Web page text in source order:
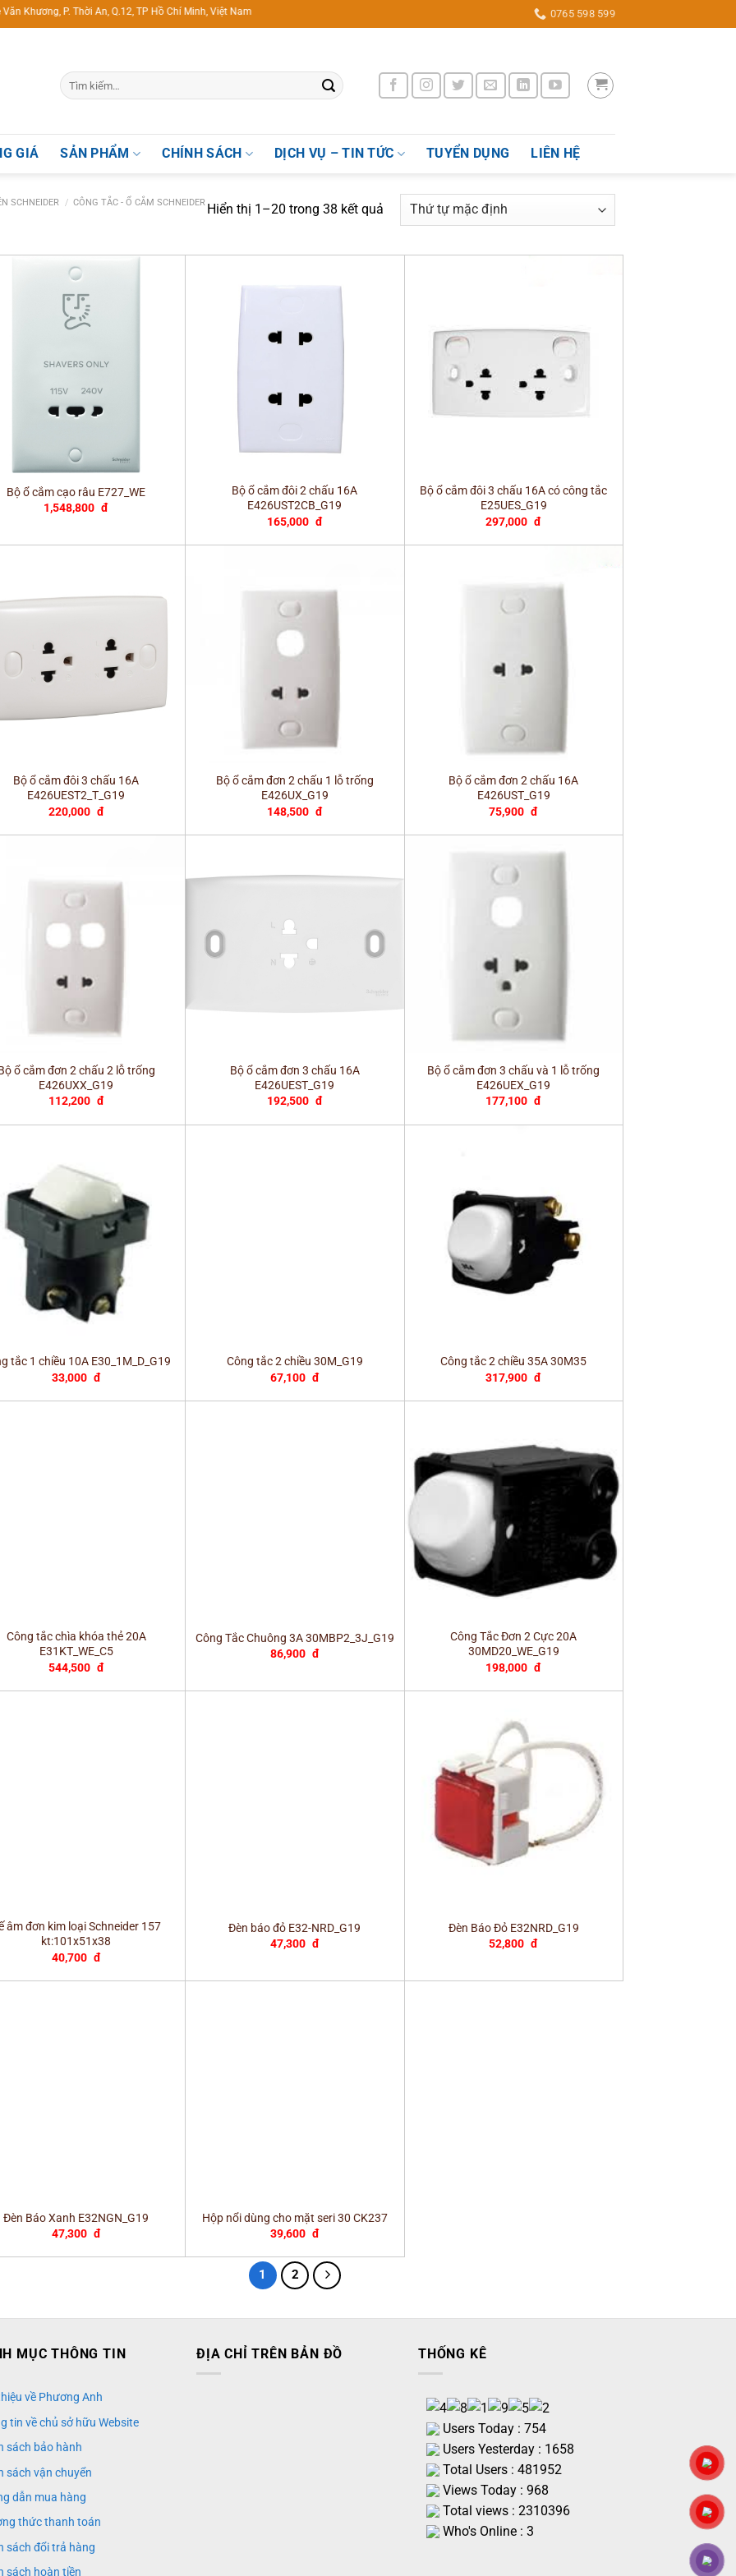
P. Thời An, Q.12, TP Hồ Chí Minh, Việt Nam 0765 598 599
GIÁ SẢN PHẨM CHÍNH SÁCH DỊCH VỤ – TIN TỨC TUYỂN DỤNG LIÊN HỆ
SCHNEIDER / CÔNG TẮC - Ổ CẮM SCHNEIDER Hiển thị 1–20 trong 38 kết quả
Bộ ổ cắm cạo râu E727_WE
1,548,800 đ
Bộ ổ cắm đôi 2 chấu 16A
E426UST2CB_G19
165,000 đ
Bộ ổ cắm đôi 3 chấu 16A có công tắc
E25UES_G19
297,000 đ
Bộ ổ cắm đôi 3 chấu 16A
E426UEST2_T_G19
220,000 đ
Bộ ổ cắm đơn 2 chấu 1 lỗ trống
E426UX_G19
148,500 đ
Bộ ổ cắm đơn 2 chấu 16A
E426UST_G19
75,900 đ
ổ cắm đơn 2 chấu 2 lỗ trống
E426UXX_G19
112,200 đ
Bộ ổ cắm đơn 3 chấu 16A
E426UEST_G19
192,500 đ
Bộ ổ cắm đơn 3 chấu và 1 lỗ trống
E426UEX_G19
177,100 đ
tắc 1 chiều 10A E30_1M_D_G19
33,000 đ
Công tắc 2 chiều 30M_G19
67,100 đ
Công tắc 2 chiều 35A 30M35
317,900 đ
Công tắc chìa khóa thẻ 20A
E31KT_WE_C5
544,500 đ
Công Tắc Chuông 3A 30MBP2_3J_G19
86,900 đ
Công Tắc Đơn 2 Cực 20A
30MD20_WE_G19
198,000 đ
âm đơn kim loại Schneider 157
kt:101x51x38
40,700 đ
Đèn báo đỏ E32-NRD_G19
47,300 đ
Đèn Báo Đỏ E32NRD_G19
52,800 đ
Đèn Báo Xanh E32NGN_G19
47,300 đ
Hộp nổi dùng cho mặt seri 30 CK237
39,600 đ
1 2
MỤC THÔNG TIN
về Phương Anh
tin về chủ sở hữu Website
sách bảo hành
sách vận chuyển
dẫn mua hàng
thức thanh toán
sách đổi trả hàng
sách hoàn tiền
ĐỊA CHỈ TRÊN BẢN ĐỒ THỐNG KÊ
Users Today : 754
Users Yesterday : 1658
Total Users : 481952
Views Today : 968
Total views : 2310396
Who's Online : 3